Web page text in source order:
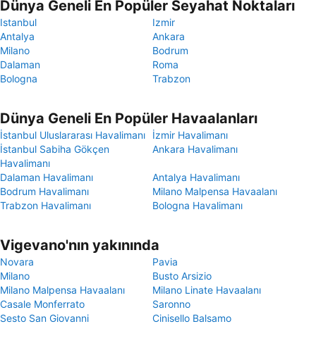
Dünya Geneli En Popüler Seyahat Noktaları
Istanbul
Izmir
Antalya
Ankara
Milano
Bodrum
Dalaman
Roma
Bologna
Trabzon
Dünya Geneli En Popüler Havaalanları
İstanbul Uluslararası Havalimanı
İzmir Havalimanı
İstanbul Sabiha Gökçen
Havalimanı
Ankara Havalimanı
Dalaman Havalimanı
Antalya Havalimanı
Bodrum Havalimanı
Milano Malpensa Havaalanı
Trabzon Havalimanı
Bologna Havalimanı
Vigevano'nın yakınında
Novara
Pavia
Milano
Busto Arsizio
Milano Malpensa Havaalanı
Milano Linate Havaalanı
Casale Monferrato
Saronno
Sesto San Giovanni
Cinisello Balsamo